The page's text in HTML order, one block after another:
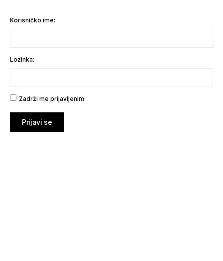
Korisničko ime:
Lozinka:
Zadrži me prijavljenim
Prijavi se